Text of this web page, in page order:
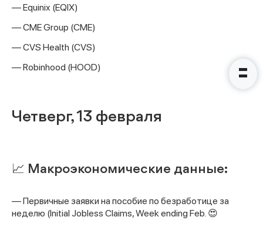
— Equinix (EQIX)
— CME Group (CME)
— CVS Health (CVS)
— Robinhood (HOOD)
Четверг, 13 февраля
📈 Макроэкономические данные:
— Первичные заявки на пособие по безработице за
неделю (Initial Jobless Claims, Week ending Feb. 😍